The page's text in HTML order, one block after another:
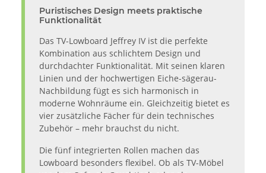
Puristisches Design meets praktische
Funktionalität
Das TV-Lowboard Jeffrey IV ist die perfekte
Kombination aus schlichtem Design und
durchdachter Funktionalität. Mit seinen klaren
Linien und der hochwertigen Eiche-sägerau-
Nachbildung fügt es sich harmonisch in
moderne Wohnräume ein. Gleichzeitig bietet es
vier zusätzliche Fächer für dein technisches
Zubehör – mehr brauchst du nicht.
Die fünf integrierten Rollen machen das
Lowboard besonders flexibel. Ob als TV-Möbel